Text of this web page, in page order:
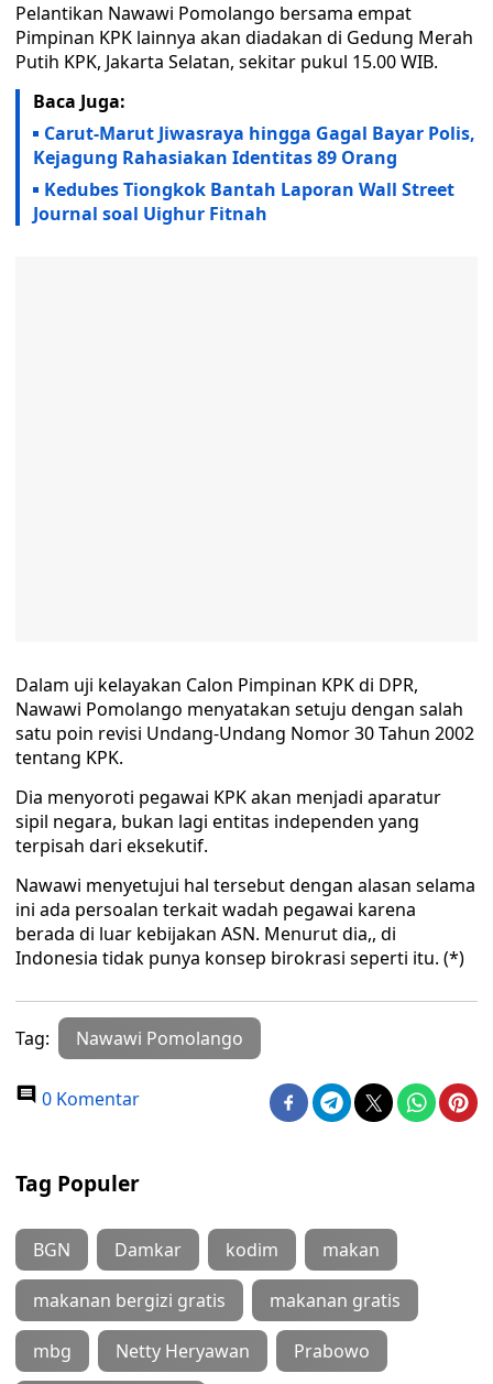
Pelantikan Nawawi Pomolango bersama empat
Pimpinan KPK lainnya akan diadakan di Gedung Merah
Putih KPK, Jakarta Selatan, sekitar pukul 15.00 WIB.
Baca Juga:
Carut-Marut Jiwasraya hingga Gagal Bayar Polis,
Kejagung Rahasiakan Identitas 89 Orang
Kedubes Tiongkok Bantah Laporan Wall Street
Journal soal Uighur Fitnah
Dalam uji kelayakan Calon Pimpinan KPK di DPR,
Nawawi Pomolango menyatakan setuju dengan salah
satu poin revisi Undang-Undang Nomor 30 Tahun 2002
tentang KPK.
Dia menyoroti pegawai KPK akan menjadi aparatur
sipil negara, bukan lagi entitas independen yang
terpisah dari eksekutif.
Nawawi menyetujui hal tersebut dengan alasan selama
ini ada persoalan terkait wadah pegawai karena
berada di luar kebijakan ASN. Menurut dia,, di
Indonesia tidak punya konsep birokrasi seperti itu. (*)
Tag: Nawawi Pomolango
0 Komentar
Tag Populer
BGN Damkar kodim makan
makanan bergizi gratis makanan gratis
mbg Netty Heryawan Prabowo